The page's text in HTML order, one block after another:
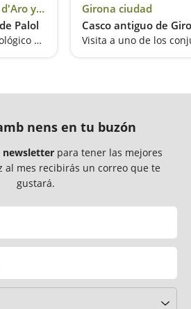
Castell d'Aro, Platja d'Aro y S'Agaró
Palol
Un yacimiento arqueológico de la época romana al aire libre
Girona ciudad
Casco antiguo de
nens en tu buzón
newsletterpara tener las mejores
al mes recibirás un correo que te
gustará.